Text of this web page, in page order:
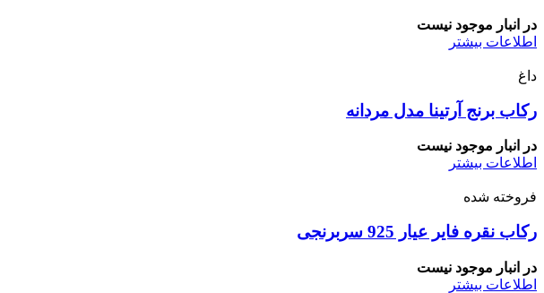
در انبار موجود نیست
اطلاعات بیشتر
داغ
رکاب برنج آرتینا مدل مردانه
در انبار موجود نیست
اطلاعات بیشتر
فروخته شده
رکاب نقره فایر عیار 925 سربرنجی
در انبار موجود نیست
اطلاعات بیشتر